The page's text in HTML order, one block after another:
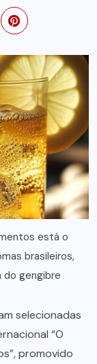
está o
brasileiros,
gengibre
selecionadas
“O
promovido